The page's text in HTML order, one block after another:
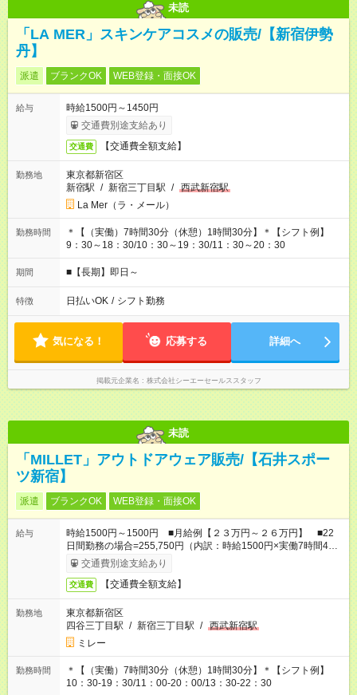
未読
「LA MER」スキンケアコスメの販売/【新宿伊勢
丹】
派遣 ブランクOK WEB登録・面接OK
給与
時給1500円～1450円
交通費別途支給あり
交通費 【交通費全額支給】
勤務地
東京都新宿区
新宿駅 / 新宿三丁目駅 / 西武新宿駅
La Mer（ラ・メール）
勤務時間
＊【（実働）7時間30分（休憩）1時間30分】＊【シフト例】
9：30～18：30/10：30～19：30/11：30～20：30
期間 ■【長期】即日～
特徴 日払いOK / シフト勤務
気になる！ 応募する 詳細へ
掲載元企業名 株式会社シーエーセールススタッフ
未読
「MILLET」アウトドアウェア販売/【石井スポー
ツ新宿】
派遣 ブランクOK WEB登録・面接OK
給与
時給1500円～1500円 ■月給例【２３万円～２６万円】 ■22
日間勤務の場合=255,750円（内訳：時給1500円×実働7時間45
分×22日) +残業代（1.25倍：残業代は1分単位で支給）
交通費別途支給あり
交通費 【交通費全額支給】
勤務地
東京都新宿区
四谷三丁目駅 / 新宿三丁目駅 / 西武新宿駅
ミレー
勤務時間
＊【（実働）7時間30分（休憩）1時間30分】＊【シフト例】
10：30-19：30/11：00-20：00/13：30-22：30